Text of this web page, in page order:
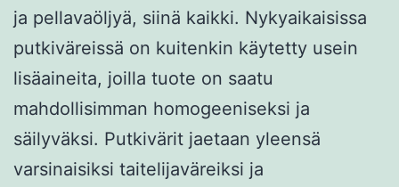
ja pellavaöljyä, siinä kaikki. Nykyaikaisissa
putkiväreissä on kuitenkin käytetty usein
lisäaineita, joilla tuote on saatu
mahdollisimman homogeeniseksi ja
säilyväksi. Putkivärit jaetaan yleensä
varsinaisiksi taitelijaväreiksi ja